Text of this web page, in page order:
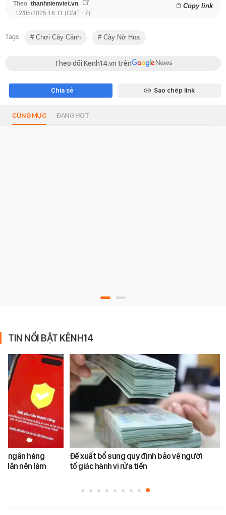
Theo thanhnienviet.vn Copy link
12/05/2025 16:11 (GMT +7)
Tags Chơi Cây Cảnh Cây Nở Hoa
Theo dõi Kenh14.vn trên
Chia sẻ Sao chép link
CÙNG MỤC ĐANG HOT
TIN NỔI BẬT KÊNH14
ngân hàng
dân nên làm
Đề xuất bổ sung quy định bảo vệ người
tố giác hành vi rửa tiền